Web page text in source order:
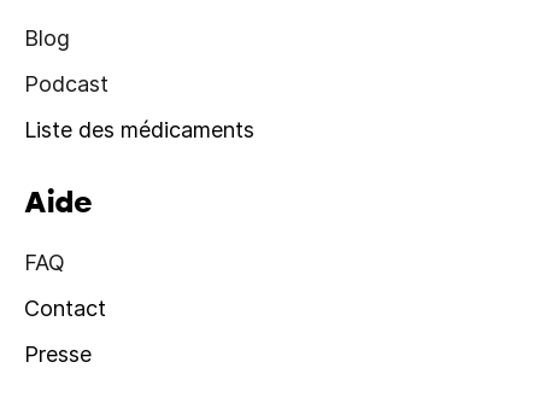
Blog
Podcast
Liste des médicaments
Aide
FAQ
Contact
Presse